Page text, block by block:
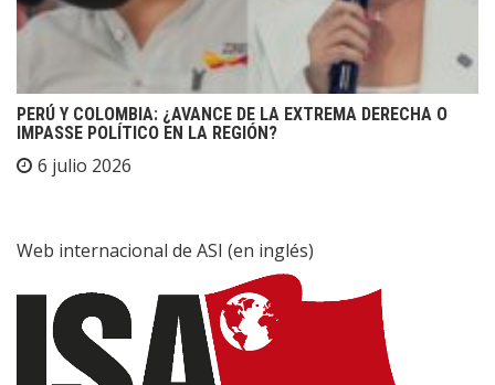
PERÚ Y COLOMBIA: ¿AVANCE DE LA EXTREMA DERECHA O
IMPASSE POLÍTICO EN LA REGIÓN?
6 julio 2026
Web internacional de ASI (en inglés)